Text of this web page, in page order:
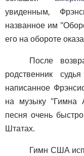
увиденным,
названное им
его на обороте
После
родственник
написанное
на музыку "Гимна
песня очень
Штатах.
Гимн США